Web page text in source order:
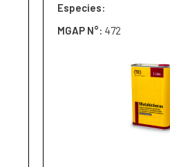
Especies:
MGAP N°: 472